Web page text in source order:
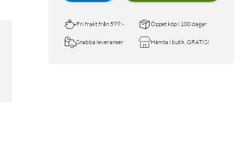
Fri frakt från 599:- Öppet köp i 100 dagar
Snabba leveranser Hämta i butik, GRATIS!